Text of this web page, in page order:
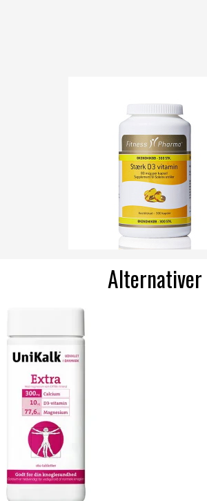
Alternativer